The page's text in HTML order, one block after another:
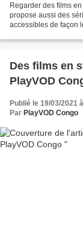
Regarder des films
propose aussi des
accessibles de façon
Des films en
PlayVOD
Publié le 19/03/2021
Par PlayVOD Congo